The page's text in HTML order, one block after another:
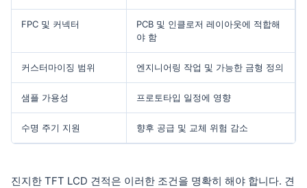
FPC 및 커넥터
PCB 및 인클로저 레이아웃에 적합해
야 함
커스터마이징 범위 엔지니어링 작업 및 가능한 금형 정의
샘플 가용성 프로토타입 일정에 영향
수명 주기 지원 향후 공급 및 교체 위험 감소
진지한 TFT LCD 견적은 이러한 조건을 명확히 해야 합니다. 견